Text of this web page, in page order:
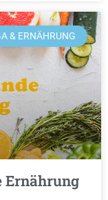
& ERNÄHRUNG
Ernährung